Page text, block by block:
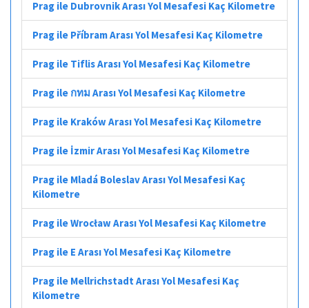
Prag ile Dubrovnik Arası Yol Mesafesi Kaç Kilometre
Prag ile Příbram Arası Yol Mesafesi Kaç Kilometre
Prag ile Tiflis Arası Yol Mesafesi Kaç Kilometre
Prag ile กทม Arası Yol Mesafesi Kaç Kilometre
Prag ile Kraków Arası Yol Mesafesi Kaç Kilometre
Prag ile İzmir Arası Yol Mesafesi Kaç Kilometre
Prag ile Mladá Boleslav Arası Yol Mesafesi Kaç
Kilometre
Prag ile Wrocław Arası Yol Mesafesi Kaç Kilometre
Prag ile E Arası Yol Mesafesi Kaç Kilometre
Prag ile Mellrichstadt Arası Yol Mesafesi Kaç
Kilometre